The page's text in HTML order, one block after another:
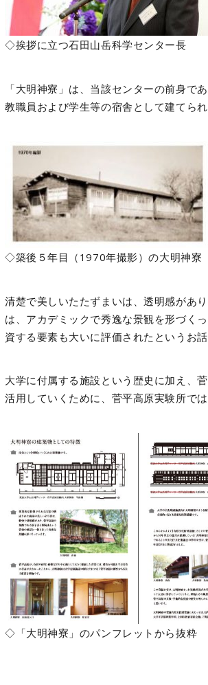
◇挨拶に立つ石田山岳科学センター長
「大明神寮」は、当該センターの前身
教職員および学生等の宿舎として建てられ
◇築後５年目（1970年撮影）の大明神寮
清楚で美しいたたずまいは、透明感があ
は、アカデミックで秀逸な景観を形づく
資する要素も大いに評価されたというお話
大学に付属する施設という歴史に加え、
活用していくために、菅平高原実験所で
◇「大明神寮」のパンフレットから抜粋